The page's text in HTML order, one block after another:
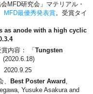
MFD研究会」マテリアル・
MFD最優秀発表賞。受賞タイ
as anode with a high cyclic
内容： 「Tungsten
(2020.6.18)
2020.9.25
Best Poster Award ,
Yusuke Asakura and